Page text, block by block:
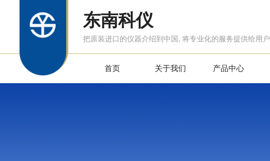
东南科仪
把原装进口的仪器介绍到中国, 将专业化的服务提供给用户
首页 关于我们 产品中心